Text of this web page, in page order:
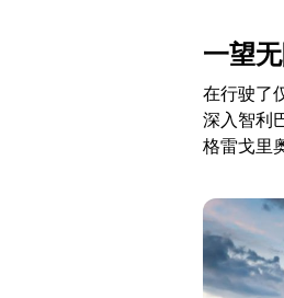
一望
在行驶了
深入智利
格雷戈里